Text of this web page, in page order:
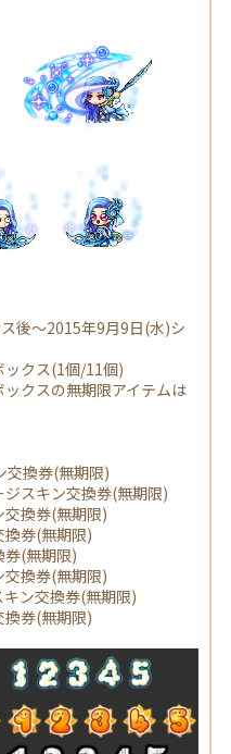
後～2015年9月9日(水)シ
クス(1個/11個)
クスの無期限アイテムは
換券(無期限)
キン交換券(無期限)
券(無期限)
券(無期限)
(無期限)
券(無期限)
交換券(無期限)
券(無期限)